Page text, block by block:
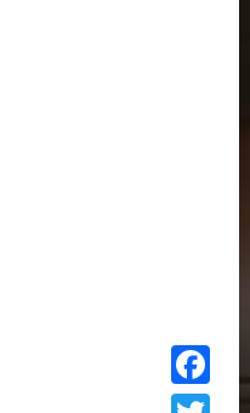
Facebook